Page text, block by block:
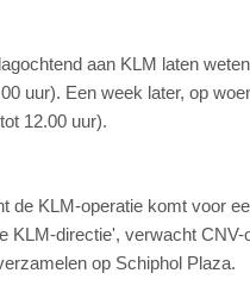
aan KLM laten
uur). Een week later, op
12.00 uur).
KLM-operatie komt voor
directie', verwacht
op Schiphol Plaza.